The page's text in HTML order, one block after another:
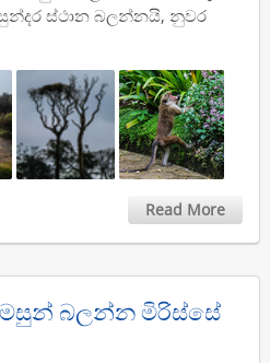
ස්ථාන බලන්නයි, නුවර
Read More
බලන්න මිරිස්සේ